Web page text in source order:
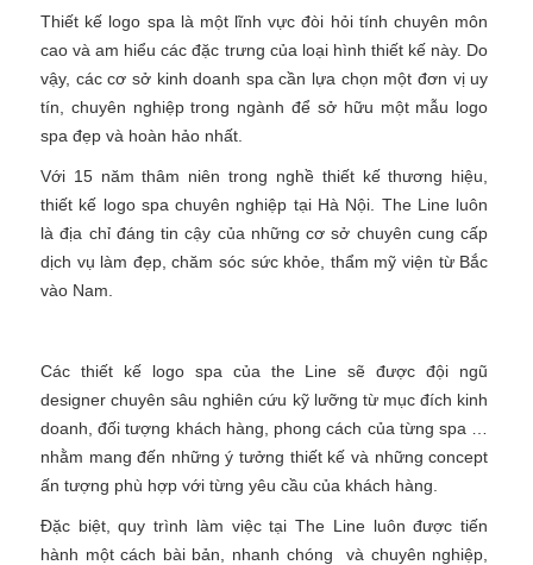
Thiết kế logo spa là một lĩnh vực đòi hỏi tính chuyên môn
cao và am hiểu các đặc trưng của loại hình thiết kế này. Do
vậy, các cơ sở kinh doanh spa cần lựa chọn một đơn vị uy
tín, chuyên nghiệp trong ngành để sở hữu một mẫu logo
spa đẹp và hoàn hảo nhất.
Với 15 năm thâm niên trong nghề thiết kế thương hiệu,
thiết kế logo spa chuyên nghiệp tại Hà Nội. The Line luôn
là địa chỉ đáng tin cậy của những cơ sở chuyên cung cấp
dịch vụ làm đẹp, chăm sóc sức khỏe, thẩm mỹ viện từ Bắc
vào Nam.
Các thiết kế logo spa của the Line sẽ được đội ngũ
designer chuyên sâu nghiên cứu kỹ lưỡng từ mục đích kinh
doanh, đối tượng khách hàng, phong cách của từng spa …
nhằm mang đến những ý tưởng thiết kế và những concept
ấn tượng phù hợp với từng yêu cầu của khách hàng.
Đặc biệt, quy trình làm việc tại The Line luôn được tiến
hành một cách bài bản, nhanh chóng và chuyên nghiệp,